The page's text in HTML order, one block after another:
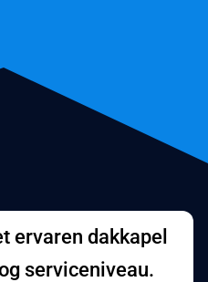
ervaren dakkapel
serviceniveau.